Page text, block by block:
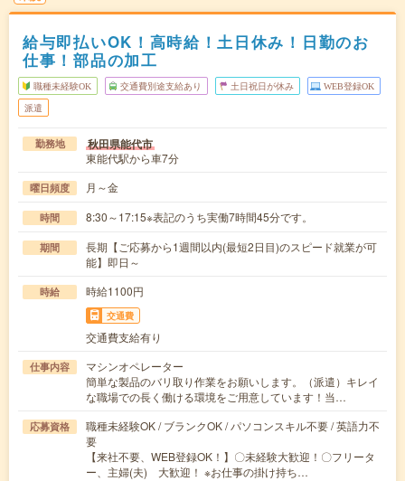
給与即払いOK！高時給！土日休み！日勤のお
仕事！部品の加工
職種未経験OK 交通費別途支給あり 土日祝日が休み WEB登録OK
派遣
勤務地 秋田県能代市
東能代駅から車7分
曜日頻度 月～金
時間 8:30～17:15※表記のうち実働7時間45分です。
期間
長期【ご応募から1週間以内(最短2日目)のスピード就業が可
能】即日～
時給 時給1100円
交通費
交通費支給有り
仕事内容
マシンオペレーター
簡単な製品のバリ取り作業をお願いします。（派遣）キレイ
な職場での長く働ける環境をご用意しています！当…
応募資格
職種未経験OK / ブランクOK / パソコンスキル不要 / 英語力不
要
【来社不要、WEB登録OK！】〇未経験大歓迎！〇フリータ
ー、主婦(夫) 大歓迎！ ※お仕事の掛け持ち…